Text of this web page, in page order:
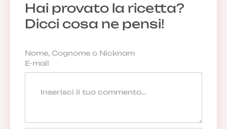
Hai provato la ricetta?
Dicci cosa ne pensi!